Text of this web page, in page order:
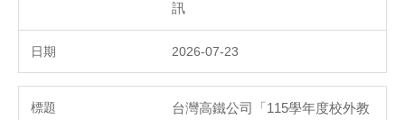
訊
2026-07-23
台灣高鐵公司「115學年度校外教